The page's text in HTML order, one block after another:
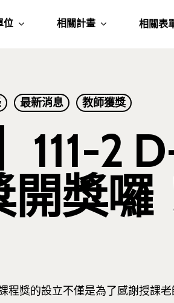
位 相關計畫 相關表
最新消息 教師獲獎
111-2
獎囉
程獎的設立不僅是為了感謝授課